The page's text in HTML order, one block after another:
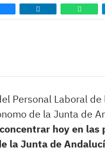
Personal Laboral
de la Junta de
hoy en
la Junta de